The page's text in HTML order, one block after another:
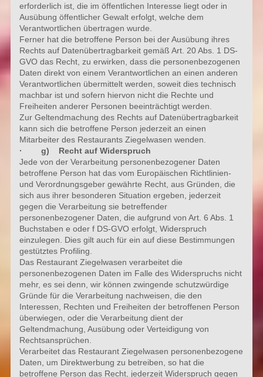
erforderlich ist, die im öffentlichen Interesse liegt oder in
Ausübung öffentlicher Gewalt erfolgt, welche dem
Verantwortlichen übertragen wurde.
Ferner hat die betroffene Person bei der Ausübung ihres
Rechts auf Datenübertragbarkeit gemäß Art. 20 Abs. 1 DS-
GVO das Recht, zu erwirken, dass die personenbezogenen
Daten direkt von einem Verantwortlichen an einen anderen
Verantwortlichen übermittelt werden, soweit dies technisch
machbar ist und sofern hiervon nicht die Rechte und
Freiheiten anderer Personen beeinträchtigt werden.
Zur Geltendmachung des Rechts auf Datenübertragbarkeit
kann sich die betroffene Person jederzeit an einen
Mitarbeiter des Restaurants Ziegelwasen wenden.
· g) Recht auf Widerspruch
Jede von der Verarbeitung personenbezogener Daten
betroffene Person hat das vom Europäischen Richtlinien-
und Verordnungsgeber gewährte Recht, aus Gründen, die
sich aus ihrer besonderen Situation ergeben, jederzeit
gegen die Verarbeitung sie betreffender
personenbezogener Daten, die aufgrund von Art. 6 Abs. 1
Buchstaben e oder f DS-GVO erfolgt, Widerspruch
einzulegen. Dies gilt auch für ein auf diese Bestimmungen
gestütztes Profiling.
Das Restaurant Ziegelwasen verarbeitet die
personenbezogenen Daten im Falle des Widerspruchs nicht
mehr, es sei denn, wir können zwingende schutzwürdige
Gründe für die Verarbeitung nachweisen, die den
Interessen, Rechten und Freiheiten der betroffenen Person
überwiegen, oder die Verarbeitung dient der
Geltendmachung, Ausübung oder Verteidigung von
Rechtsansprüchen.
Verarbeitet das Restaurant Ziegelwasen personenbezogene
Daten, um Direktwerbung zu betreiben, so hat die
betroffene Person das Recht, jederzeit Widerspruch gegen